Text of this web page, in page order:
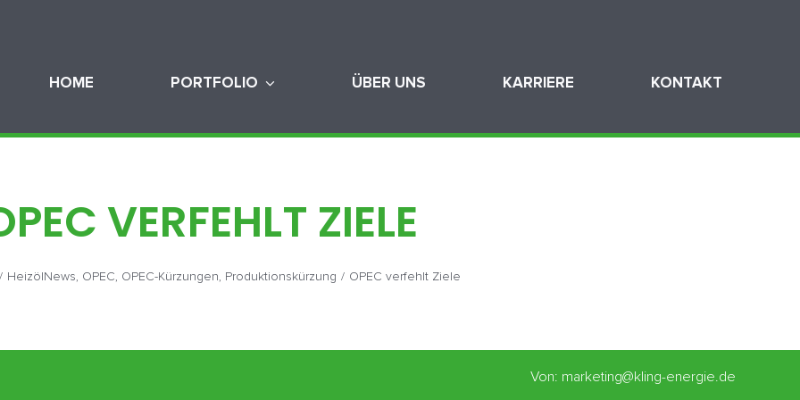
HOME PORTFOLIO ÜBER UNS KARRIERE KONTAKT
VERFEHLT ZIELE
/ HeizölNews, OPEC, OPEC-Kürzungen, Produktionskürzung / OPEC verfehlt Ziele
Von: marketing@kling-energie.de